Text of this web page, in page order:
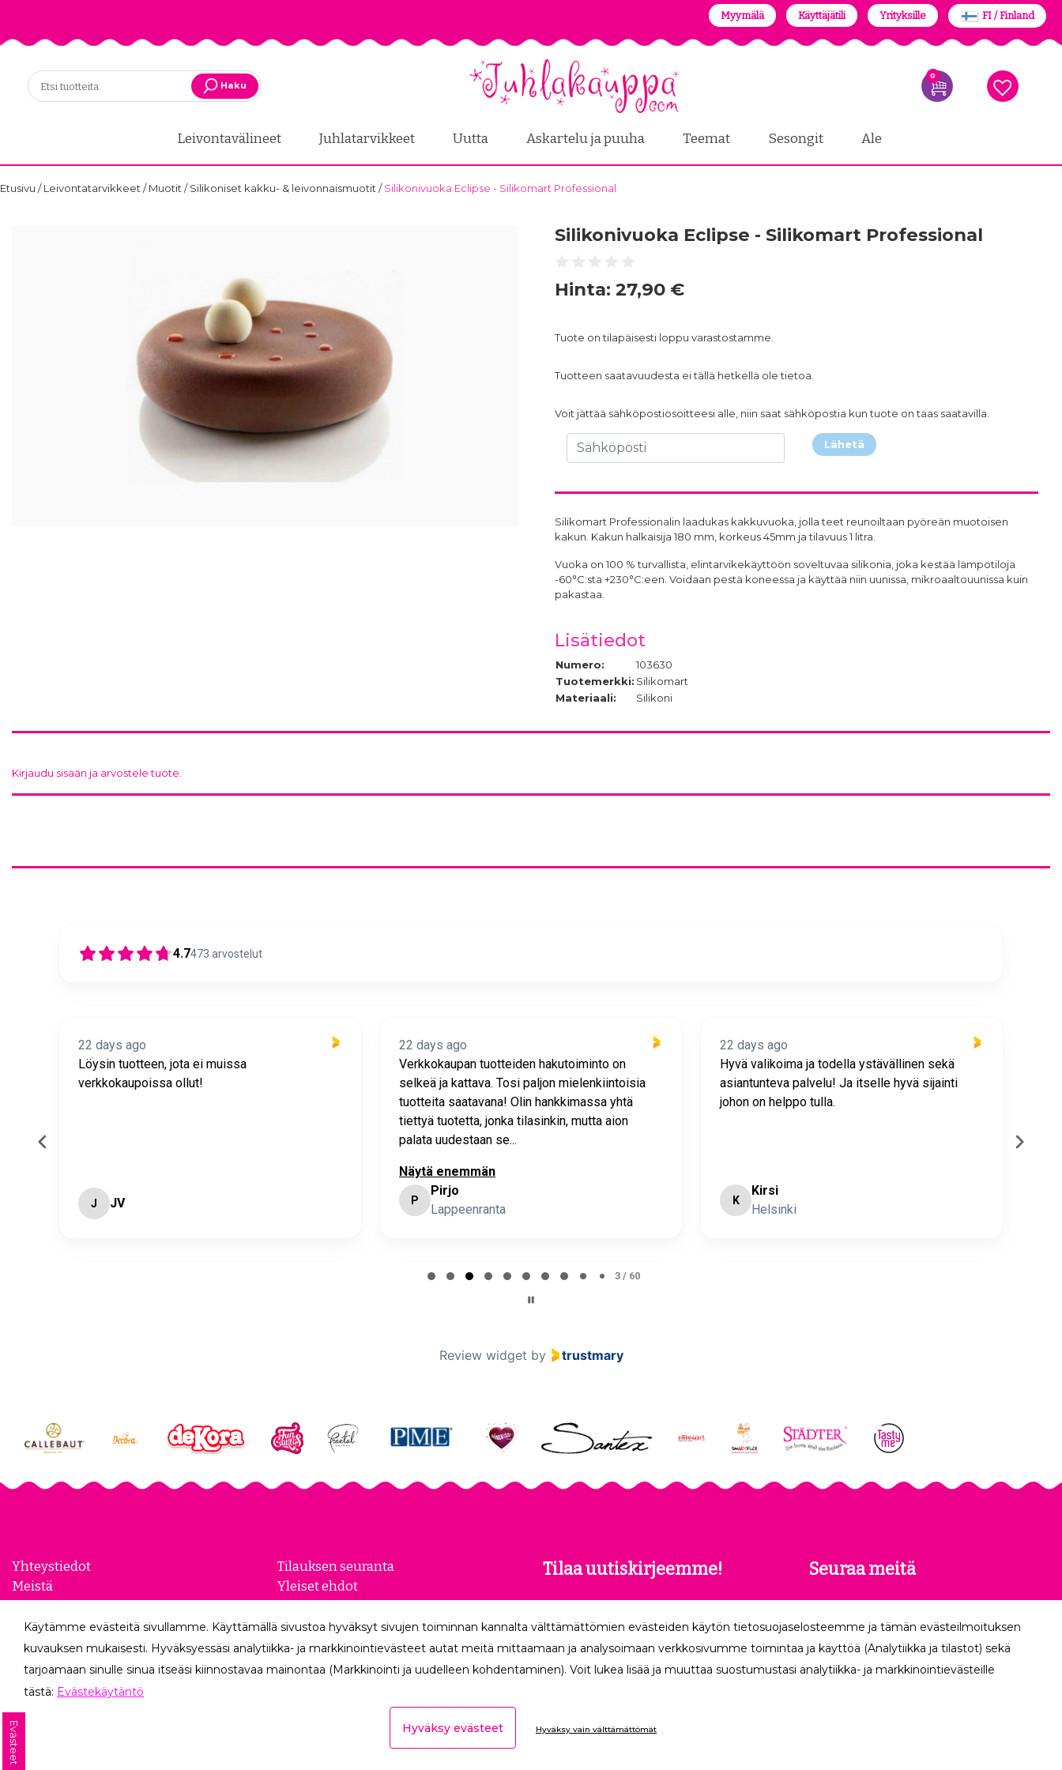
Myymälä Käyttäjätili Yrityksille FI / Finland
Haku
0
Leivontavälineet Juhlatarvikkeet Uutta Askartelu ja puuha Teemat Sesongit Ale
Etusivu /Leivontatarvikkeet /Muotit /Silikoniset kakku- & leivonnaismuotit /Silikonivuoka Eclipse - Silikomart Professional
Silikonivuoka Eclipse - Silikomart Professional
Hinta: 27,90 €
Tuote on tilapäisesti loppu varastostamme.
Tuotteen saatavuudesta ei tällä hetkellä ole tietoa.
Voit jättää sähköpostiosoitteesi alle, niin saat sähköpostia kun tuote on taas saatavilla.
Lähetä
Silikomart Professionalin laadukas kakkuvuoka, jolla teet reunoiltaan pyöreän muotoisen
kakun. Kakun halkaisija 180 mm, korkeus 45mm ja tilavuus 1 litra.
Vuoka on 100 % turvallista, elintarvikekäyttöön soveltuvaa silikonia, joka kestää lämpötiloja
-60°C:sta +230°C:een. Voidaan pestä koneessa ja käyttää niin uunissa, mikroaaltouunissa kuin
pakastaa.
Lisätiedot
Numero:
103630
Tuotemerkki: Silikomart
Materiaali:
Silikoni
Kirjaudu sisään ja arvostele tuote.
4.7473 arvostelut
22 days ago
Löysin tuotteen, jota ei muissa
verkkokaupoissa ollut!
J JV
22 days ago
Verkkokaupan tuotteiden hakutoiminto on
selkeä ja kattava. Tosi paljon mielenkiintoisia
tuotteita saatavana! Olin hankkimassa yhtä
tiettyä tuotetta, jonka tilasinkin, mutta aion
palata uudestaan se...
Näytä enemmän
P
Pirjo
Lappeenranta
22 days ago
Hyvä valikoima ja todella ystävällinen sekä
asiantunteva palvelu! Ja itselle hyvä sijainti
johon on helppo tulla.
K
Kirsi
Helsinki
3 / 60
Review widget by trustmary
Yhteystiedot
Meistä
Yhteistyökumppanit
Yrityksille
Tilauksen seuranta
Yleiset ehdot
Evästeasetukset
Tietosuojaseloste
Peruutuslomake
Tilaa uutiskirjeemme!
uusimmat edut suoraan sähköpostiisi.
Tilaa
Seuraa meitä
Käytämme evästeitä sivullamme. Käyttämällä sivustoa hyväksyt sivujen toiminnan kannalta välttämättömien evästeiden käytön tietosuojaselosteemme ja tämän evästeilmoituksen
kuvauksen mukaisesti. Hyväksyessäsi analytiikka- ja markkinointievästeet autat meitä mittaamaan ja analysoimaan verkkosivumme toimintaa ja käyttöä (Analytiikka ja tilastot) sekä
tarjoamaan sinulle sinua itseäsi kiinnostavaa mainontaa (Markkinointi ja uudelleen kohdentaminen). Voit lukea lisää ja muuttaa suostumustasi analytiikka- ja markkinointievästeille
tästä: Evästekäytäntö
Hyväksy evästeet Hyväksy vain välttämättömät
Evästeet